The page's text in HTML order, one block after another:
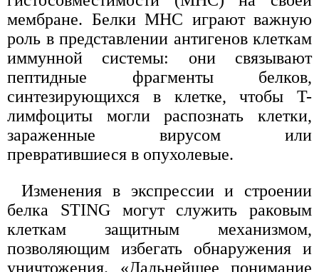
мембране. Белки MHC играют важную
роль в представлении антигенов клеткам
иммунной системы: они связывают
пептидные фрагменты белков,
синтезирующихся в клетке, чтобы T-
лимфоциты могли распознать клетки,
зараженные вирусом или
превратившиеся в опухолевые.
Изменения в экспрессии и строении
белка STING могут служить раковым
клеткам защитным механизмом,
позволяющим избегать обнаружения и
уничтожения. «Дальнейшее понимание